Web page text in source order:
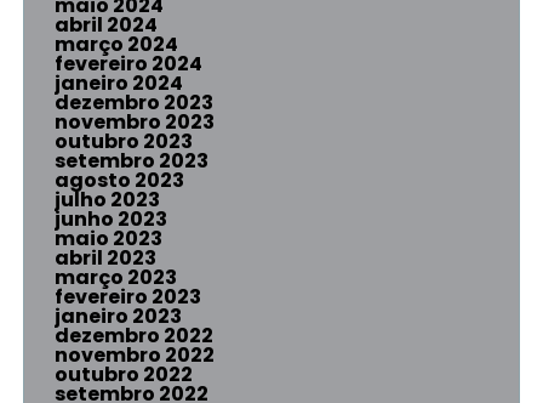
abril 2024
março 2024
fevereiro 2024
janeiro 2024
dezembro 2023
novembro 2023
outubro 2023
setembro 2023
agosto 2023
julho 2023
junho 2023
maio 2023
abril 2023
março 2023
fevereiro 2023
janeiro 2023
dezembro 2022
novembro 2022
outubro 2022
setembro 2022